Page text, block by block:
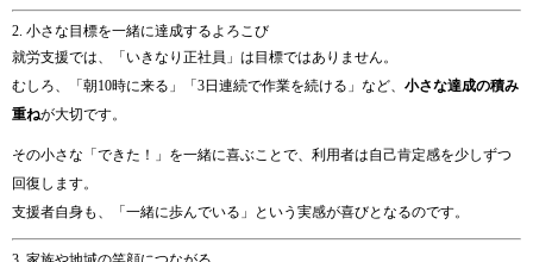
2. 小さな目標を一緒に達成するよろこび
就労支援では、「いきなり正社員」は目標ではありません。
むしろ、「朝10時に来る」「3日連続で作業を続ける」など、 小さな達成の積み
重ねが大切です。
その小さな「できた！」を一緒に喜ぶことで、利用者は自己肯定感を少しずつ
回復します。
支援者自身も、「一緒に歩んでいる」という実感が喜びとなるのです。